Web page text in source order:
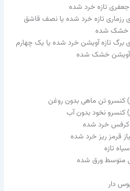
تازه خرد شده
رزماری تازه خرد شده یا نصف قاشق
خشک شده
برگ تازه آویشن خرد شده یا یک چهارم
آویشن خشک شده
کرفس خرد شده
قرمز ریز خرد شده
تازه